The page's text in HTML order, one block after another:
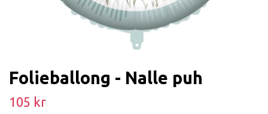
Folieballong - Nalle puh
105 kr